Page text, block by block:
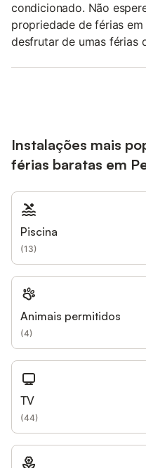
condicionado. Não
propriedade de férias
desfrutar de umas férias
Instalações mais
férias baratas em
Piscina
(13)
Animais permitidos
(4)
TV
(44)